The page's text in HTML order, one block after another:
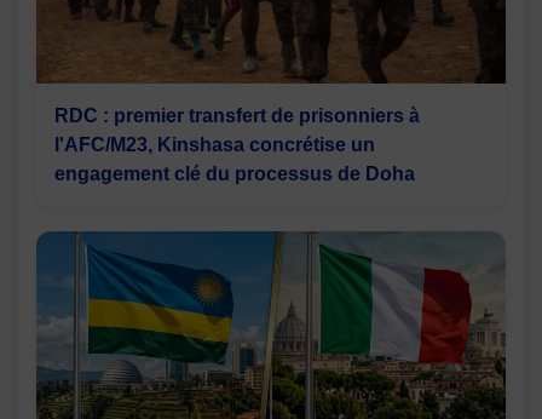
RDC : premier transfert de prisonniers à
l'AFC/M23, Kinshasa concrétise un
engagement clé du processus de Doha